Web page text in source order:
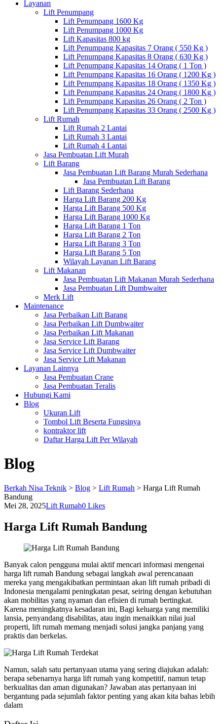
Layanan
Lift Penumpang
Lift Penumpang 1600 Kg
Lift Penumpang 1000 Kg
Lift Kapasitas 800 kg
Lift Penumpang Kapasitas 7 Orang ( 550 Kg )
Lift Penumpang Kapasitas 8 Orang ( 630 Kg )
Lift Penumpang Kapasitas 14 Orang ( 1 Ton )
Lift Penumpang Kapasitas 16 Orang ( 1200 Kg )
Lift Penumpang Kapasitas 18 Orang ( 1350 Kg )
Lift Penumpang Kapasitas 24 Orang ( 1800 Kg )
Lift Penumpang Kapasitas 26 Orang ( 2 Ton )
Lift Penumpang Kapasitas 33 Orang ( 2500 Kg )
Lift Rumah
Lift Rumah 2 Lantai
Lift Rumah 3 Lantai
Lift Rumah 4 Lantai
Jasa Pembuatan Lift Murah
Lift Barang
Jasa Pembuatan Lift Barang Murah Sederhana
Jasa Pembuatan Lift Barang
Lift Barang Sederhana
Harga Lift Barang 200 Kg
Harga Lift Barang 500 Kg
Harga Lift Barang 1000 Kg
Harga Lift Barang 1 Ton
Harga Lift Barang 2 Ton
Harga Lift Barang 3 Ton
Harga Lift Barang 5 Ton
Wilayah Layanan Lift Barang
Lift Makanan
Jasa Pembuatan Lift Makanan Murah Sederhana
Jasa Pembuatan Lift Dumbwaiter
Merk Lift
Maintenance
Jasa Perbaikan Lift Barang
Jasa Perbaikan Lift Dumbwaiter
Jasa Perbaikan Lift Makanan
Jasa Service Lift Barang
Jasa Service Lift Dumbwaiter
Jasa Service Lift Makanan
Layanan Lainnya
Jasa Pembuatan Crane
Jasa Pembuatan Teralis
Hubungi Kami
Blog
Ukuran Lift
Tombol Lift Beserta Fungsinya
kontraktor lift
Daftar Harga Lift Per Wilayah
Blog
Berkah Nisa Teknik > Blog > Lift Rumah > Harga Lift Rumah
Bandung
Mei 28, 2025Lift Rumah0 Likes
Harga Lift Rumah Bandung
Banyak calon pengguna mulai aktif mencari informasi mengenai
harga lift rumah Bandung sebagai langkah awal perencanaan
mereka yang mengakibatkan permintaan akan lift rumah pribadi di
Indonesia mengalami peningkatan pesat, seiring dengan kebutuhan
akan mobilitas yang nyaman dan efisien di rumah bertingkat.
Karena meningkatnya kesadaran ini, Bagi keluarga yang memiliki
lansia, penyandang disabilitas, atau ingin menaikkan nilai jual
properti, lift rumah memang menjadi solusi jangka panjang yang
praktis dan berkelas.
Namun, salah satu pertanyaan utama yang sering diajukan adalah:
berapa sebenarnya harga lift rumah yang kompetitif, namun tetap
berkualitas dan aman digunakan? Jawaban atas pertanyaan ini
bergantung pada sejumlah faktor penting yang akan kita bahas lebih
dalam